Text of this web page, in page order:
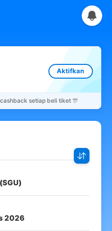
Aktifkan
setiap beli tiket 🎊
(SGU)
2026